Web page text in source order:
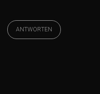
ANTWORTEN